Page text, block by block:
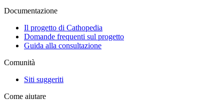
Documentazione
Il progetto di Cathopedia
Domande frequenti sul progetto
Guida alla consultazione
Comunità
Siti suggeriti
Come aiutare